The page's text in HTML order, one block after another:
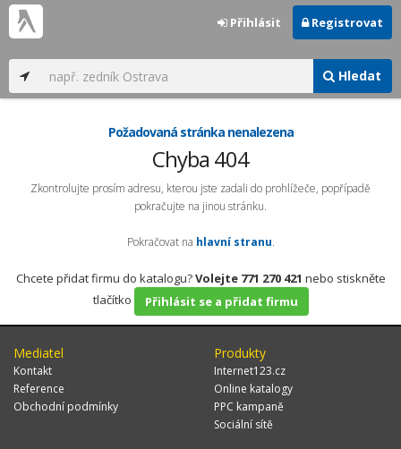
Hledat
Přihlásit Registrovat
Požadovaná stránka nenalezena
Chyba 404
Zkontrolujte prosím adresu, kterou jste zadali do prohlížeče, popřípadě
pokračujte na jinou stránku.
Pokračovat na hlavní stranu.
Chcete přidat firmu do katalogu?Volejte 771 270 421 nebo stiskněte
tlačítko
Přihlásit se a přidat firmu
Mediatel
Kontakt
Reference
Obchodní podmínky
Produkty
Internet123.cz
Online katalogy
PPC kampaně
Sociální sítě